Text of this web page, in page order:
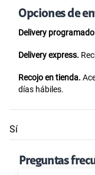
Opciones de
Delivery
Delivery express.
Recojo en tienda.
días hábiles.
Sí
Preguntas